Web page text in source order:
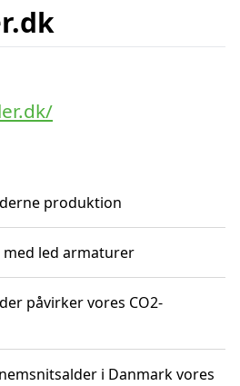
produktion
med led armaturer
påvirker vores CO2-
i Danmark vores